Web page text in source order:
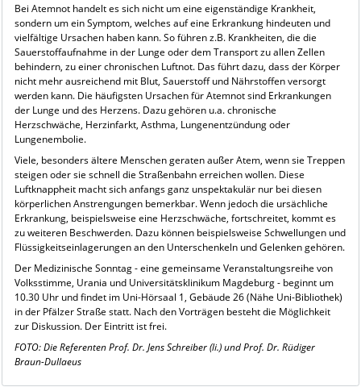
Bei Atemnot handelt es sich nicht um eine eigenständige Krankheit,
sondern um ein Symptom, welches auf eine Erkrankung hindeuten und
vielfältige Ursachen haben kann. So führen z.B. Krankheiten, die die
Sauerstoffaufnahme in der Lunge oder dem Transport zu allen Zellen
behindern, zu einer chronischen Luftnot. Das führt dazu, dass der Körper
nicht mehr ausreichend mit Blut, Sauerstoff und Nährstoffen versorgt
werden kann. Die häufigsten Ursachen für Atemnot sind Erkrankungen
der Lunge und des Herzens. Dazu gehören u.a. chronische
Herzschwäche, Herzinfarkt, Asthma, Lungenentzündung oder
Lungenembolie.
Viele, besonders ältere Menschen geraten außer Atem, wenn sie Treppen
steigen oder sie schnell die Straßenbahn erreichen wollen. Diese
Luftknappheit macht sich anfangs ganz unspektakulär nur bei diesen
körperlichen Anstrengungen bemerkbar. Wenn jedoch die ursächliche
Erkrankung, beispielsweise eine Herzschwäche, fortschreitet, kommt es
zu weiteren Beschwerden. Dazu können beispielsweise Schwellungen und
Flüssigkeitseinlagerungen an den Unterschenkeln und Gelenken gehören.
Der Medizinische Sonntag - eine gemeinsame Veranstaltungsreihe von
Volksstimme, Urania und Universitätsklinikum Magdeburg - beginnt um
10.30 Uhr und findet im Uni-Hörsaal 1, Gebäude 26 (Nähe Uni-Bibliothek)
in der Pfälzer Straße statt. Nach den Vorträgen besteht die Möglichkeit
zur Diskussion. Der Eintritt ist frei.
FOTO: Die Referenten Prof. Dr. Jens Schreiber (li.) und Prof. Dr. Rüdiger
Braun-Dullaeus